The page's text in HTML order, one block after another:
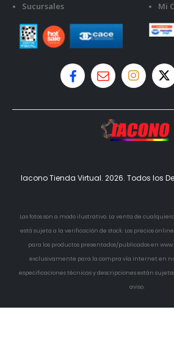
Sucursales
Mi
Iacono Tienda Virtual. 2026. Todos los
Las fotos son a modo ilustrativo. La venta de
está sujeta a la verificación de stock. Los precios
para los productos presentados/publicados en
exclusivamente para la compra vía internet en
especificaciones técnicas y descripciones están
aviso.